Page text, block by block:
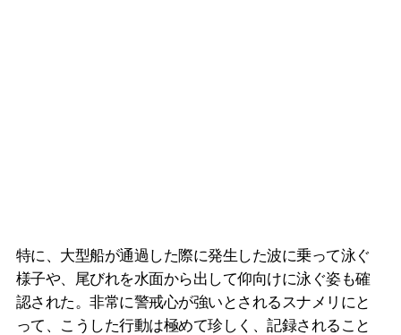
特に、大型船が通過した際に発生した波に乗って泳ぐ
様子や、尾びれを水面から出して仰向けに泳ぐ姿も確
認された。非常に警戒心が強いとされるスナメリにと
って、こうした行動は極めて珍しく、記録されること